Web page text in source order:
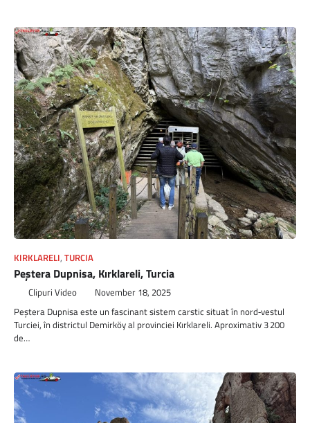
KIRKLARELI, TURCIA
Peștera Dupnisa, Kırklareli, Turcia
Clipuri Video November 18, 2025
Peștera Dupnisa este un fascinant sistem carstic situat în nord‑vestul
Turciei, în districtul Demirköy al provinciei Kırklareli. Aproximativ 3 200
de…